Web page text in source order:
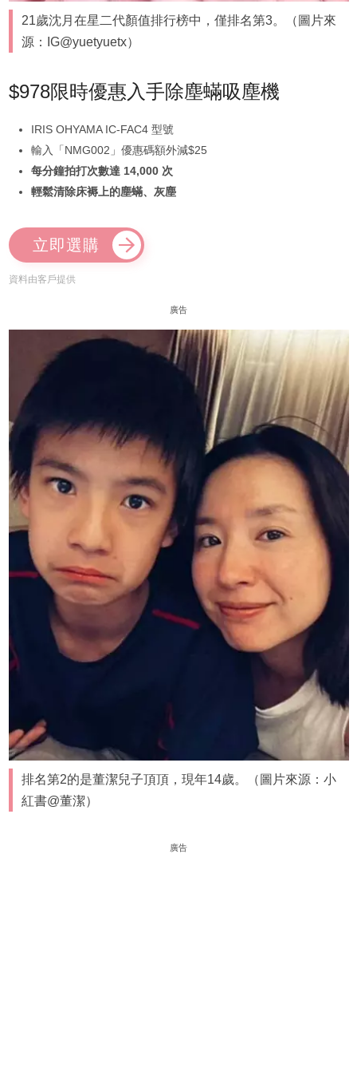
21歲沈月在星二代顏值排行榜中，僅排名第3。（圖片來
源：IG@yuetyuetx）
$978限時優惠入手除塵蟎吸塵機
IRIS OHYAMA IC-FAC4 型號
輸入「NMG002」優惠碼額外減$25
每分鐘拍打次數達 14,000 次
輕鬆清除床褥上的塵蟎、灰塵
立即選購
資料由客戶提供
廣告
排名第2的是董潔兒子頂頂，現年14歲。（圖片來源：小
紅書@董潔）
廣告